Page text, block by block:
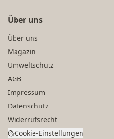
Über uns
Über uns
Magazin
Umweltschutz
AGB
Impressum
Datenschutz
Widerrufsrecht
Cookie-Einstellungen